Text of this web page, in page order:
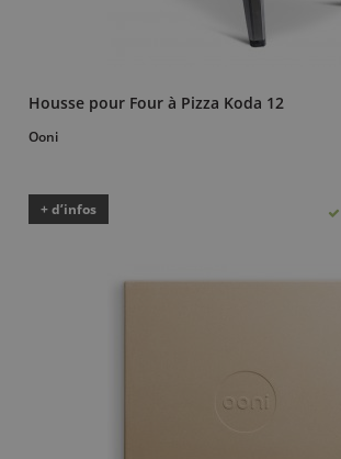
Housse pour Four à Pizza Koda 12
Ooni
+ d’infos